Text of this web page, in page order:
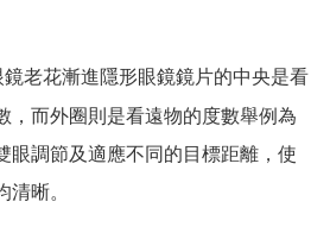
老花漸進隱形眼鏡鏡片的中央是看
，而外圈則是看遠物的度數舉例為
眼調節及適應不同的目標距離，使
晰。